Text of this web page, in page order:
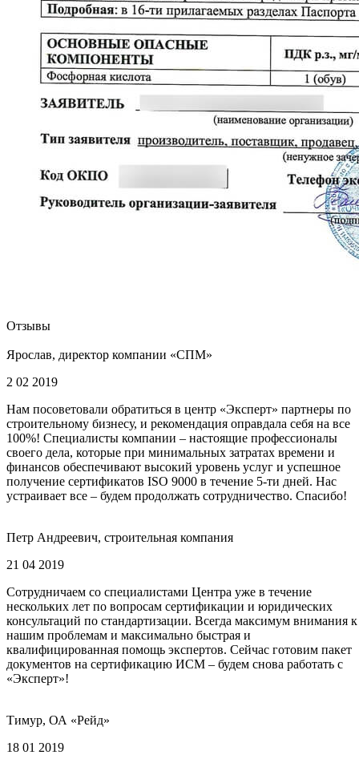
Отзывы
Ярослав, директор компании «СПМ»
2 02 2019
Нам посоветовали обратиться в центр «Эксперт» партнеры по
строительному бизнесу, и рекомендация оправдала себя на все
100%! Специалисты компании – настоящие профессионалы
своего дела, которые при минимальных затратах времени и
финансов обеспечивают высокий уровень услуг и успешное
получение сертификатов ISO 9000 в течение 5-ти дней. Нас
устраивает все – будем продолжать сотрудничество. Спасибо!
Петр Андреевич, строительная компания
21 04 2019
Сотрудничаем со специалистами Центра уже в течение
нескольких лет по вопросам сертификации и юридических
консультаций по стандартизации. Всегда максимум внимания к
нашим проблемам и максимально быстрая и
квалифицированная помощь экспертов. Сейчас готовим пакет
документов на сертификацию ИСМ – будем снова работать с
«Эксперт»!
Тимур, ОА «Рейд»
18 01 2019